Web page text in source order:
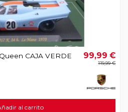
CAJA VERDE
99,99 €
119,99 €
al carrito